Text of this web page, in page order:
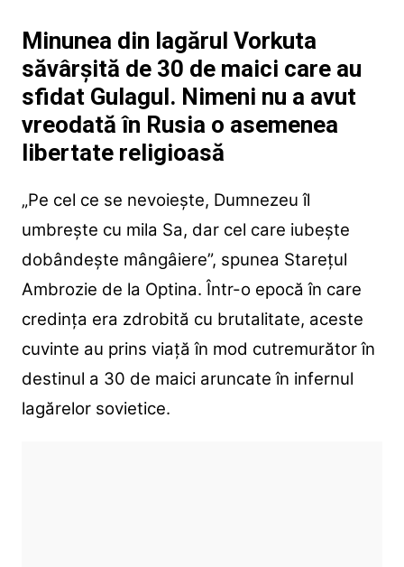
Minunea din lagărul Vorkuta
săvârșită de 30 de maici care au
sfidat Gulagul. Nimeni nu a avut
vreodată în Rusia o asemenea
libertate religioasă
„Pe cel ce se nevoiește, Dumnezeu îl
umbrește cu mila Sa, dar cel care iubește
dobândește mângâiere”, spunea Starețul
Ambrozie de la Optina. Într-o epocă în care
credința era zdrobită cu brutalitate, aceste
cuvinte au prins viață în mod cutremurător în
destinul a 30 de maici aruncate în infernul
lagărelor sovietice.